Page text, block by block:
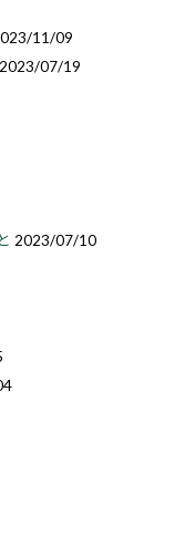
11/09
2023/07/19
2023/07/10